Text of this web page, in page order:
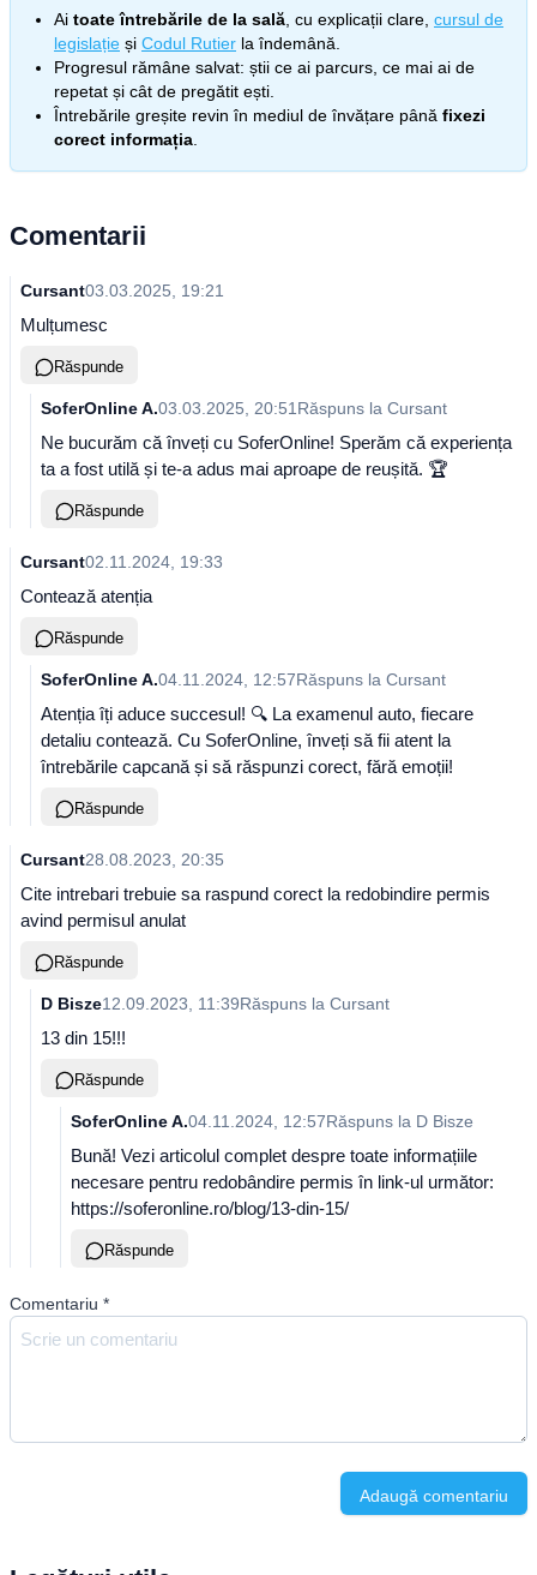
Ai toate întrebările de la sală , cu explicații clare, cursul de
legislație și Codul Rutier la îndemână.
Progresul rămâne salvat: știi ce ai parcurs, ce mai ai de
repetat și cât de pregătit ești.
Întrebările greșite revin în mediul de învățare până fixezi
corect informația
Comentarii
Cursant03.03.2025, 19:21
Mulțumesc
Răspunde
SoferOnline A.03.03.2025, 20:51 Răspuns la Cursant
Ne bucurăm că înveți cu SoferOnline! Sperăm că experiența
ta a fost utilă și te-a adus mai aproape de reușită. 🏆
Răspunde
Cursant02.11.2024, 19:33
Contează atenția
Răspunde
SoferOnline A.04.11.2024, 12:57Răspuns la Cursant
Atenția îți aduce succesul! 🔍 La examenul auto, fiecare
detaliu contează. Cu SoferOnline, înveți să fii atent la
întrebările capcană și să răspunzi corect, fără emoții!
Răspunde
Cursant28.08.2023, 20:35
Cite intrebari trebuie sa raspund corect la redobindire permis
avind permisul anulat
Răspunde
D Bisze12.09.2023, 11:39Răspuns la Cursant
13 din 15!!!
Răspunde
SoferOnline A.04.11.2024, 12:57Răspuns la D Bisze
Bună! Vezi articolul complet despre toate informațiile
necesare pentru redobândire permis în link-ul următor:
https://soferonline.ro/blog/13-din-15/
Răspunde
Comentariu *
Adaugă comentariu